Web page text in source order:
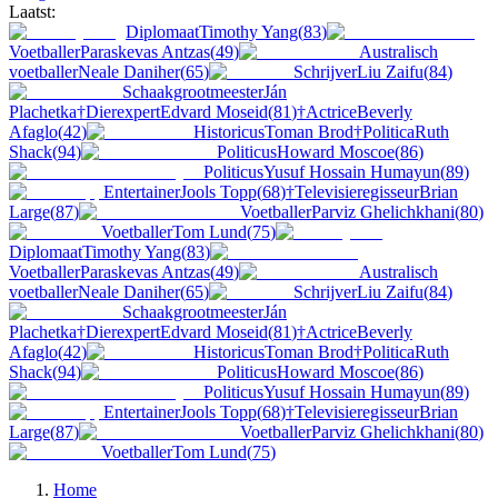
Laatst:
DiplomaatTimothy Yang(83)
VoetballerParaskevas Antzas(49)
Australisch
voetballerNeale Daniher(65) SchrijverLiu Zaifu(84)
SchaakgrootmeesterJán
Plachetka†DierexpertEdvard Moseid(81)†ActriceBeverly
Afaglo(42) HistoricusToman Brod†PoliticaRuth
Shack(94) PoliticusHoward Moscoe(86)
PoliticusYusuf Hossain Humayun(89)
EntertainerJools Topp(68)†TelevisieregisseurBrian
Large(87) VoetballerParviz Ghelichkhani(80)
VoetballerTom Lund(75)
DiplomaatTimothy Yang(83)
VoetballerParaskevas Antzas(49)
Australisch
voetballerNeale Daniher(65) SchrijverLiu Zaifu(84)
SchaakgrootmeesterJán
Plachetka†DierexpertEdvard Moseid(81)†ActriceBeverly
Afaglo(42) HistoricusToman Brod†PoliticaRuth
Shack(94) PoliticusHoward Moscoe(86)
PoliticusYusuf Hossain Humayun(89)
EntertainerJools Topp(68)†TelevisieregisseurBrian
Large(87) VoetballerParviz Ghelichkhani(80)
VoetballerTom Lund(75)
Home